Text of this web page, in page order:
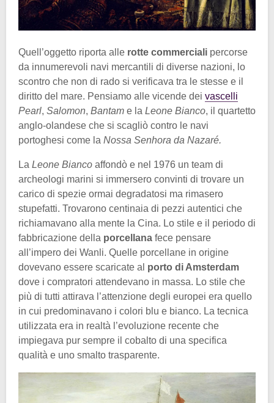
Quell’oggetto riporta alle rotte commerciali percorse
da innumerevoli navi mercantili di diverse nazioni, lo
scontro che non di rado si verificava tra le stesse e il
diritto del mare. Pensiamo alle vicende dei vascelli
Pearl, Salomon, Bantam e la Leone Bianco, il quartetto
anglo-olandese che si scagliò contro le navi
portoghesi come la Nossa Senhora da Nazaré.
La Leone Bianco affondò e nel 1976 un team di
archeologi marini si immersero convinti di trovare un
carico di spezie ormai degradatosi ma rimasero
stupefatti. Trovarono centinaia di pezzi autentici che
richiamavano alla mente la Cina. Lo stile e il periodo di
fabbricazione della porcellana fece pensare
all’impero dei Wanli. Quelle porcellane in origine
dovevano essere scaricate al porto di Amsterdam
dove i compratori attendevano in massa. Lo stile che
più di tutti attirava l’attenzione degli europei era quello
in cui predominavano i colori blu e bianco. La tecnica
utilizzata era in realtà l’evoluzione recente che
impiegava pur sempre il cobalto di una specifica
qualità e uno smalto trasparente.